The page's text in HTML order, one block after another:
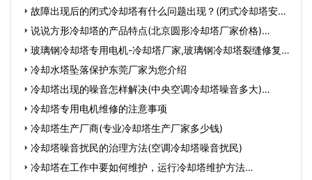
故障出现后的闭式冷却塔有什么问题出现？(闭式冷却塔安装
在室内有什么要…
说说方形冷却塔的产品特点(北京圆形冷却塔厂家价格)…
玻璃钢冷却塔专用电机-冷却塔厂家,玻璃钢冷却塔裂缝修复…
冷却水塔坠落保护东莞厂家为您介绍
冷却塔出现的噪音怎样解决(中央空调冷却塔噪音多大)…
冷却塔专用电机维修的注意事项
冷却塔生产厂商(专业冷却塔生产厂家多少钱)
冷却塔噪音扰民的治理方法(空调冷却塔噪音扰民)
冷却塔在工作中要如何维护，运行冷却塔维护方法…